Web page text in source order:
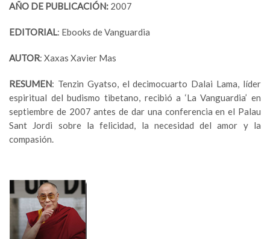
AÑO DE PUBLICACIÓN: 2007
EDITORIAL: Ebooks de Vanguardia
AUTOR: Xaxas Xavier Mas
RESUMEN: Tenzin Gyatso, el decimocuarto Dalai Lama, líder
espiritual del budismo tibetano, recibió a ‘La Vanguardia’ en
septiembre de 2007 antes de dar una conferencia en el Palau
Sant Jordi sobre la felicidad, la necesidad del amor y la
compasión.